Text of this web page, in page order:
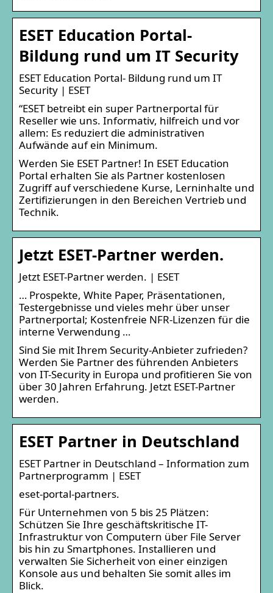
ESET Education Portal-
Bildung rund um IT Security
ESET Education Portal- Bildung rund um IT
Security | ESET
“ESET betreibt ein super Partnerportal für
Reseller wie uns. Informativ, hilfreich und vor
allem: Es reduziert die administrativen
Aufwände auf ein Minimum.
Werden Sie ESET Partner! In ESET Education
Portal erhalten Sie als Partner kostenlosen
Zugriff auf verschiedene Kurse, Lerninhalte und
Zertifizierungen in den Bereichen Vertrieb und
Technik.
Jetzt ESET-Partner werden.
Jetzt ESET-Partner werden. | ESET
… Prospekte, White Paper, Präsentationen,
Testergebnisse und vieles mehr über unser
Partnerportal; Kostenfreie NFR-Lizenzen für die
interne Verwendung …
Sind Sie mit Ihrem Security-Anbieter zufrieden?
Werden Sie Partner des führenden Anbieters
von IT-Security in Europa und profitieren Sie von
über 30 Jahren Erfahrung. Jetzt ESET-Partner
werden.
ESET Partner in Deutschland
ESET Partner in Deutschland – Information zum
Partnerprogramm | ESET
eset-portal-partners.
Für Unternehmen von 5 bis 25 Plätzen:
Schützen Sie Ihre geschäftskritische IT-
Infrastruktur von Computern über File Server
bis hin zu Smartphones. Installieren und
verwalten Sie Sicherheit von einer einzigen
Konsole aus und behalten Sie somit alles im
Blick.